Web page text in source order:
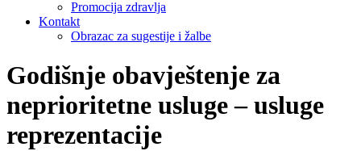
Promocija zdravlja
Kontakt
Obrazac za sugestije i žalbe
Godišnje obavještenje za
neprioritetne usluge – usluge
reprezentacije